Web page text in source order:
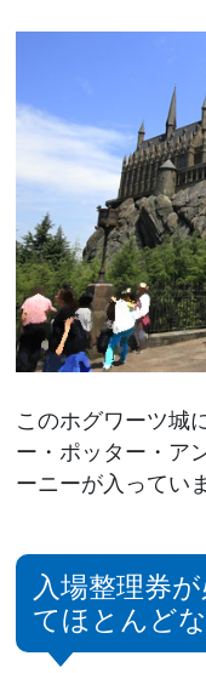
このホグワーツ城
ー・ポッター・ア
ーニーが入ってい
入場整理券
てほとんど